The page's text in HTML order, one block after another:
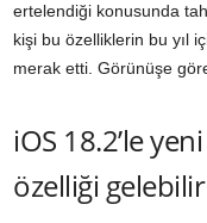
ertelendiği konusunda
kişi bu özelliklerin bu yıl
merak etti. Görünüşe
iOS 18.2’le
özelliği gelebilir